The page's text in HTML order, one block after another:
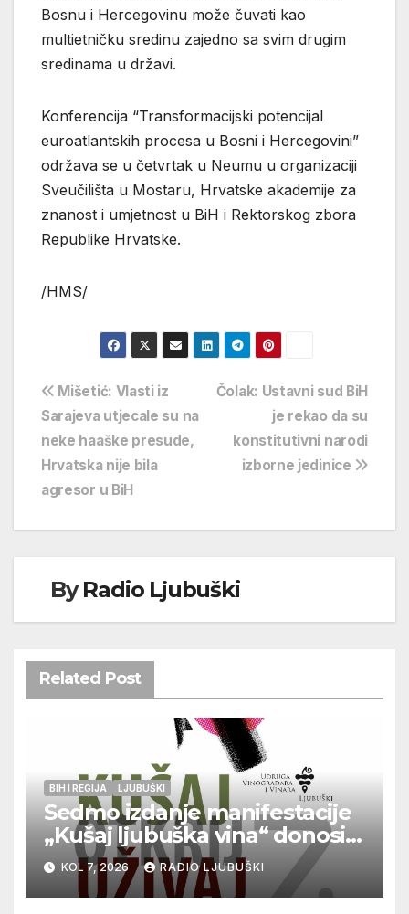
Bosnu i Hercegovinu može čuvati kao
multietničku sredinu zajedno sa svim drugim
sredinama u državi.
Konferencija “Transformacijski potencijal
euroatlantskih procesa u Bosni i Hercegovini”
održava se u četvrtak u Neumu u organizaciji
Sveučilišta u Mostaru, Hrvatske akademije za
znanost i umjetnost u BiH i Rektorskog zbora
Republike Hrvatske.
/HMS/
Navigacija
objava
Čolak: Ustavni sud BiH
je rekao da su
konstitutivni narodi
izborne jedinice
Mišetić: Vlasti iz
Sarajeva utjecale su na
neke haaške presude,
Hrvatska nije bila
agresor u BiH
ByRadio Ljubuški
Related Post
BIH I REGIJA LJUBUŠKI
Sedmo izdanje manifestacije
„Kušaj ljubuška vina“ donosi
vrhunska vina, gastronomiju i
glazbu
KOL 7, 2026 RADIO LJUBUŠKI